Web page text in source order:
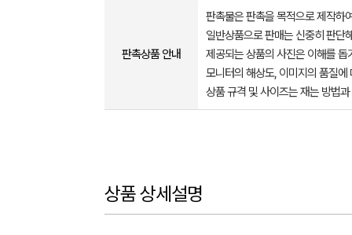
판촉상품 안내
판촉물은 판촉을 목적으로 제작하
일반상품으로 판매는 신중히 판단
제공되는 상품의 사진은 이해를
모니터의 해상도, 이미지의 품질
상품 규격 및 사이즈는 재는 방법
상품 상세설명